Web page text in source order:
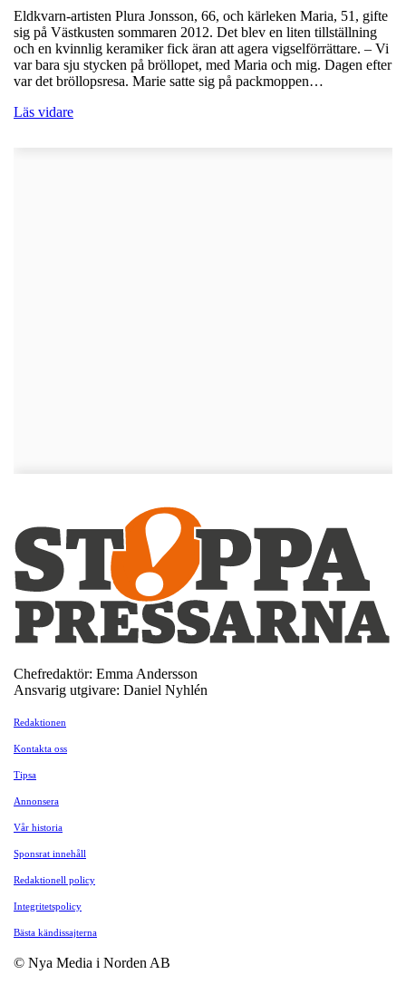
Eldkvarn-artisten Plura Jonsson, 66, och kärleken Maria, 51, gifte
sig på Västkusten sommaren 2012. Det blev en liten tillställning
och en kvinnlig keramiker fick äran att agera vigselförrättare. – Vi
var bara sju stycken på bröllopet, med Maria och mig. Dagen efter
var det bröllopsresa. Marie satte sig på packmoppen…
Läs vidare
Chefredaktör: Emma Andersson
Ansvarig utgivare: Daniel Nyhlén
Redaktionen
Kontakta oss
Tipsa
Annonsera
Vår historia
Sponsrat innehåll
Redaktionell policy
Integritetspolicy
Bästa kändissajterna
© Nya Media i Norden AB